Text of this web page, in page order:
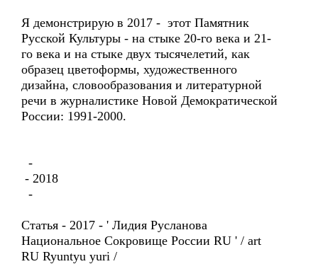
Я демонстрирую в 2017 - этот Памятник
Русской Культуры - на стыке 20-го века и 21-
го века и на стыке двух тысячелетий, как
образец цветоформы, художественного
дизайна, словообразования и литературной
речи в журналистике Новой Демократической
России: 1991-2000.
-
- 2018
-
Статья - 2017 - ' Лидия Русланова
Национальное Сокровище России RU ' / art
RU Ryuntyu yuri /